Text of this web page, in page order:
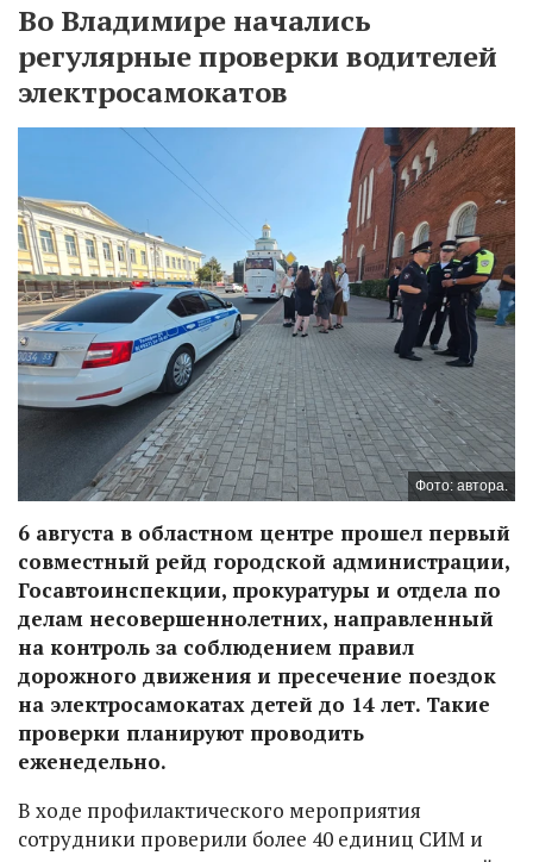
Во Владимире начались
регулярные проверки водителей
электросамокатов
Фото: автора.
6 августа в областном центре прошел первый
совместный рейд городской администрации,
Госавтоинспекции, прокуратуры и отдела по
делам несовершеннолетних, направленный
на контроль за соблюдением правил
дорожного движения и пресечение поездок
на электросамокатах детей до 14 лет. Такие
проверки планируют проводить
еженедельно.
В ходе профилактического мероприятия
сотрудники проверили более 40 единиц СИМ и